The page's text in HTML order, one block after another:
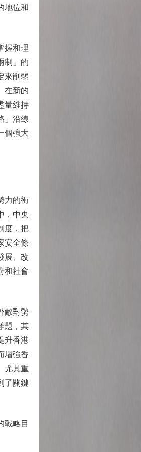
地位和
握和理
制」的
來削弱
在新的
量維持
」沿線
個強大
力的衝
，中央
度，把
安全條
展、改
和社會
敵對勢
題，其
升香港
增強香
尤其重
了關鍵
戰略目